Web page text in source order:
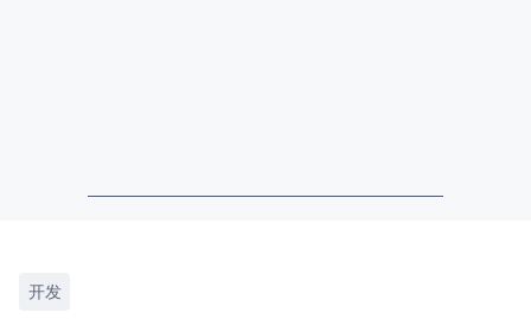
开发